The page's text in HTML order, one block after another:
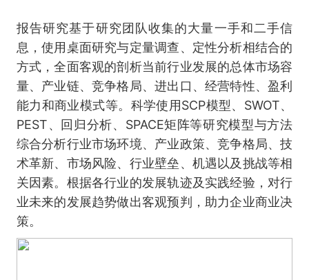
报告研究基于研究团队收集的大量一手和二手信
息，使用桌面研究与定量调查、定性分析相结合的
方式，全面客观的剖析当前行业发展的总体市场容
量、产业链、竞争格局、进出口、经营特性、盈利
能力和商业模式等。科学使用SCP模型、SWOT、
PEST、回归分析、SPACE矩阵等研究模型与方法
综合分析行业市场环境、产业政策、竞争格局、技
术革新、市场风险、行业壁垒、机遇以及挑战等相
关因素。根据各行业的发展轨迹及实践经验，对行
业未来的发展趋势做出客观预判，助力企业商业决
策。